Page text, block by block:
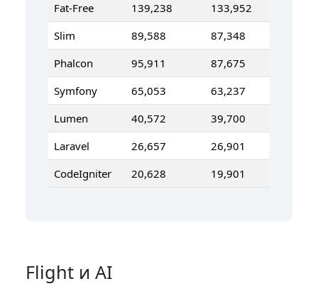
Fat-Free
139,238
133,952
Slim
89,588
87,348
Phalcon
95,911
87,675
Symfony
65,053
63,237
Lumen
40,572
39,700
Laravel
26,657
26,901
CodeIgniter
20,628 19,901
Flight и AI